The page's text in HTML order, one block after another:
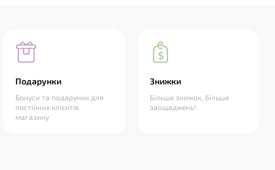
Подарунки
Бонуси та подарунки для
постійних клієнтів
магазину
Знижки
Більше знижок, більше
заощаджень!